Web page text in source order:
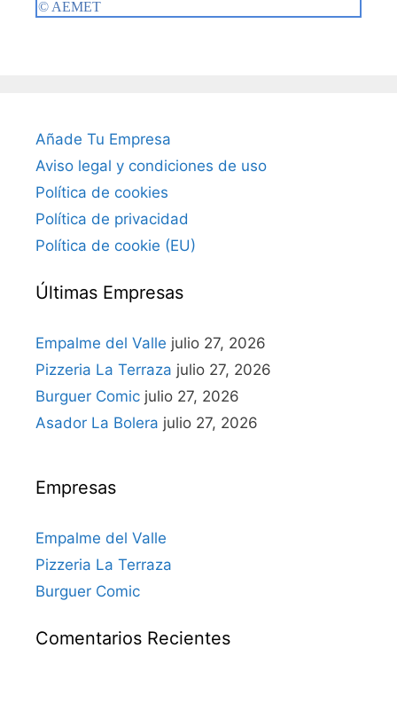
Añade Tu Empresa
Aviso legal y condiciones de uso
Política de cookies
Política de privacidad
Política de cookie (EU)
Últimas Empresas
Empalme del Valle julio 27, 2026
Pizzeria La Terraza julio 27, 2026
Burguer Comic julio 27, 2026
Asador La Bolera julio 27, 2026
Empresas
Empalme del Valle
Pizzeria La Terraza
Burguer Comic
Comentarios Recientes